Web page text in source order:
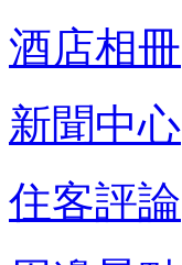
酒店相冊
新聞中心
住客評論